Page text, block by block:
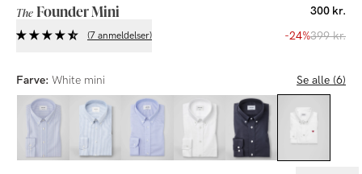
The Founder Mini 300 kr.
(7 anmeldelser) -24%399 kr.
Farve: White mini Se alle (6)